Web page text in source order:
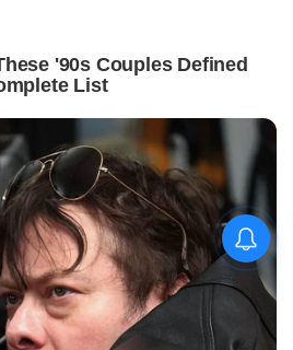
କିଟ୍‍ ଓ କିସ୍‍ ପକ୍ଷରୁ
ଜ୍ୟୋତିର୍ମୟୀଙ୍କୁ ଉଚ୍ଛ୍ୱସିତ
ସମ୍ବର୍ଦ୍ଧନା; ୫ଲକ୍ଷ ଟଙ୍କାର
ପ୍ରୋତ୍ସାହନ ରାଶି ପ୍ରଦାନ